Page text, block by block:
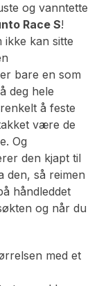
og vanntette
Race S!
ikke kan sitte
bare en som
deg hele
å feste
være de
Og
den kjapt til
den, så reimen
håndleddet
og når du
med et